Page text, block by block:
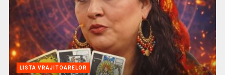
LISTA VRAJITOARELOR